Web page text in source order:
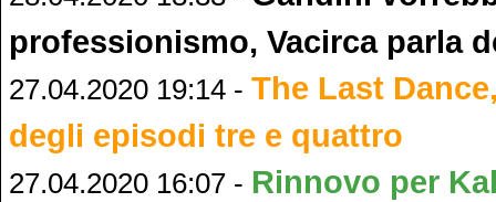
professionismo, Vacirca parla
27.04.2020 19:14 - The Last
degli episodi tre e quattro
27.04.2020 16:07 - Rinnovo per